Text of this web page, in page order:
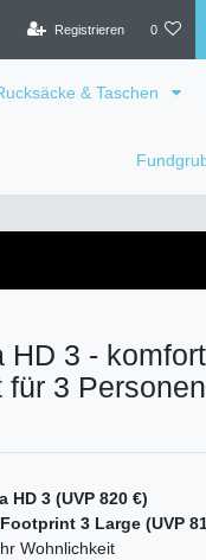
Registrieren 0
& Taschen
HD 3 -
3
HD 3 (UVP 820 €)
3 Large (UVP
Wohnlichkeit